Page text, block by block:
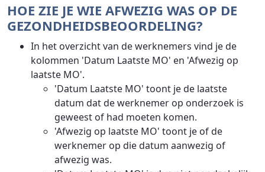
HOE ZIE JE WIE AFWEZIG WAS OP DE
GEZONDHEIDSBEOORDELING?
In het overzicht van de werknemers vind je de
kolommen 'Datum Laatste MO' en 'Afwezig op
laatste MO'.
'Datum Laatste MO' toont je de laatste
datum dat de werknemer op onderzoek is
geweest of had moeten komen.
'Afwezig op laatste MO' toont je of de
werknemer op die datum aanwezig of
afwezig was.